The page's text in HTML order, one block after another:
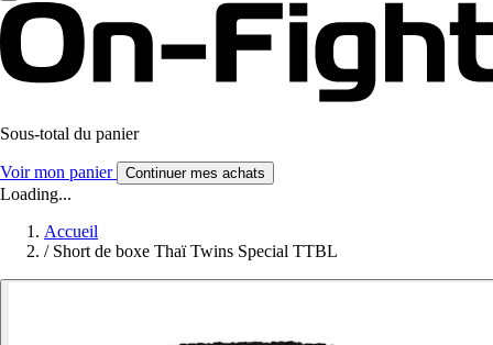
Sous-total du panier
Voir mon panier Continuer mes achats
Loading...
Accueil
/ Short de boxe Thaï Twins Special TTBL